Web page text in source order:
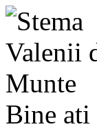
Bine